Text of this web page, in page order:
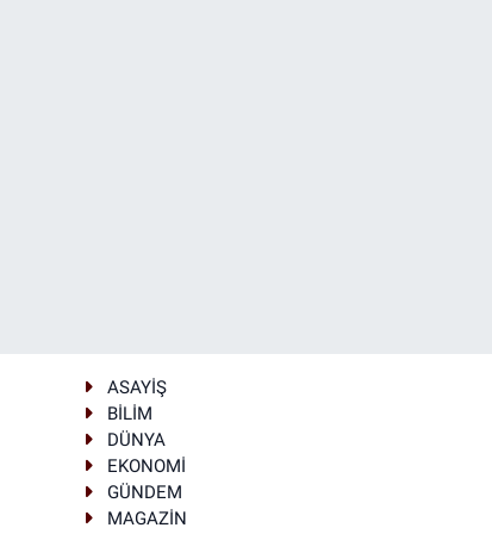
ASAYİŞ
BİLİM
DÜNYA
EKONOMİ
GÜNDEM
MAGAZİN